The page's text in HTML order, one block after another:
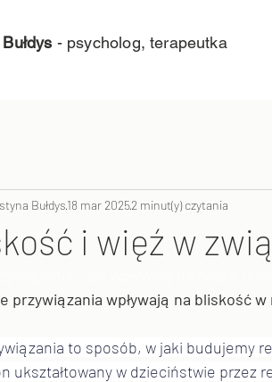
- psycholog, terapeutka
i więź w
Bułdys18 mar 20252 minut(y) czytania
przywiązania wpływają na bliskość w
to sposób, w jaki budujemy
ukształtowany w dzieciństwie przez